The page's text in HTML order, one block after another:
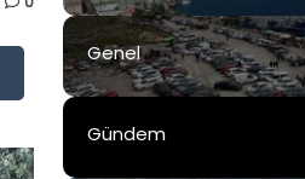
Genel
Gündem